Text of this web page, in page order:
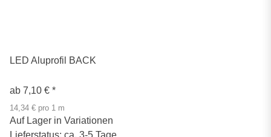
LED Aluprofil BACK
ab 7,10 € *
14,34 € pro 1 m
Auf Lager in Variationen
Lieferstatus: ca. 3-5 Tage